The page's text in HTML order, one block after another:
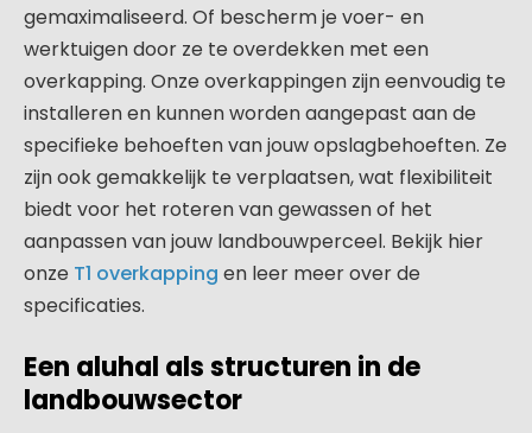
gemaximaliseerd. Of bescherm je voer- en
werktuigen door ze te overdekken met een
overkapping. Onze overkappingen zijn eenvoudig te
installeren en kunnen worden aangepast aan de
specifieke behoeften van jouw opslagbehoeften. Ze
zijn ook gemakkelijk te verplaatsen, wat flexibiliteit
biedt voor het roteren van gewassen of het
aanpassen van jouw landbouwperceel. Bekijk hier
onze T1 overkapping en leer meer over de
specificaties.
Een aluhal als structuren in de
landbouwsector